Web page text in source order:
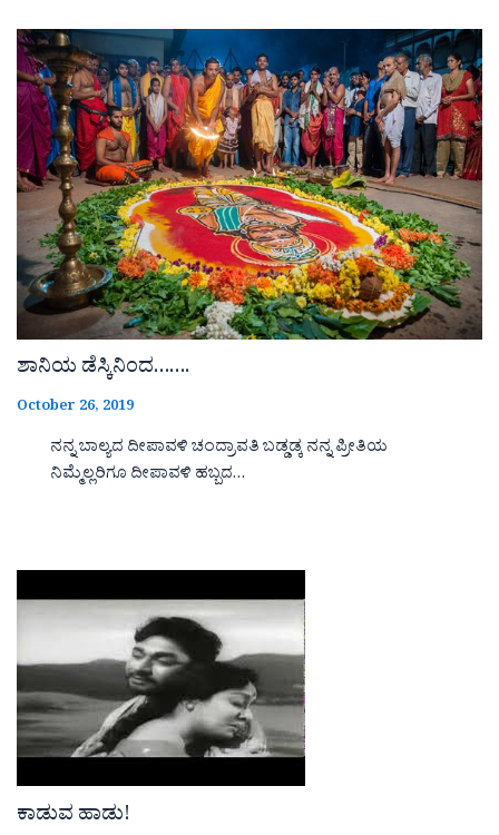
ಶಾನಿಯ ಡೆಸ್ಕಿನಿಂದ…….
October 26, 2019
ನನ್ನ ಬಾಲ್ಯದ ದೀಪಾವಳಿ ಚಂದ್ರಾವತಿ ಬಡ್ಡಡ್ಕ ನನ್ನ ಪ್ರೀತಿಯ
ನಿಮ್ಮೆಲ್ಲರಿಗೂ ದೀಪಾವಳಿ ಹಬ್ಬದ…
ಕಾಡುವ ಹಾಡು!